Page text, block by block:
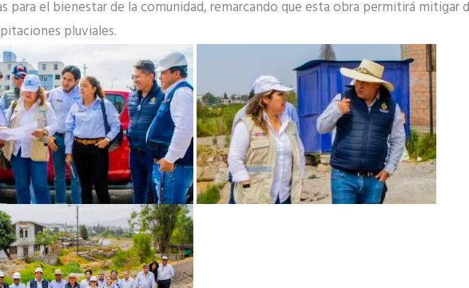
para el bienestar de la comunidad, remarcando que esta obra permitirá mitigar
pluviales.